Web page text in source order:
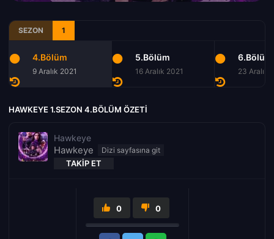
SEZON 1
4.Bölüm
9 Aralık 2021
5.Bölüm
16 Aralık 2021
6.Bölüm
23 Aralık
HAWKEYE 1.SEZON 4.BÖLÜM ÖZETI
Hawkeye
Hawkeye
TAKIP ET
0 0